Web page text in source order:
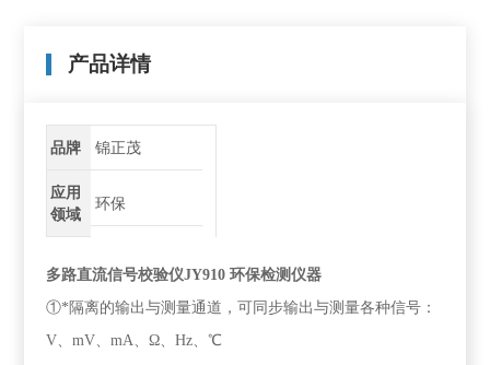
产品详情
品牌 锦正茂
应用
领域
环保
多路直流信号校验仪JY910 环保检测仪器
①*隔离的输出与测量通道，可同步输出与测量各种信号：
V、mV、mA、Ω、Hz、℃